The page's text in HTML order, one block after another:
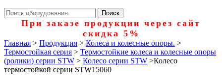
При заказе продукции через сайт
скидка 5%
Главная > Продукция > Колеса и колесные опоры. >
Термостойкая серия > Термостойкие колеса и колесные опоры
(ролики) серии STW > Колесо серии STW >Колесо
термостойкой серии STW15060